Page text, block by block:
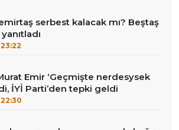
serbest kalacak mı? Beştaş
23:22
Emir ‘Geçmişte nerdesysek
İYİ Parti’den tepki geldi
22:30